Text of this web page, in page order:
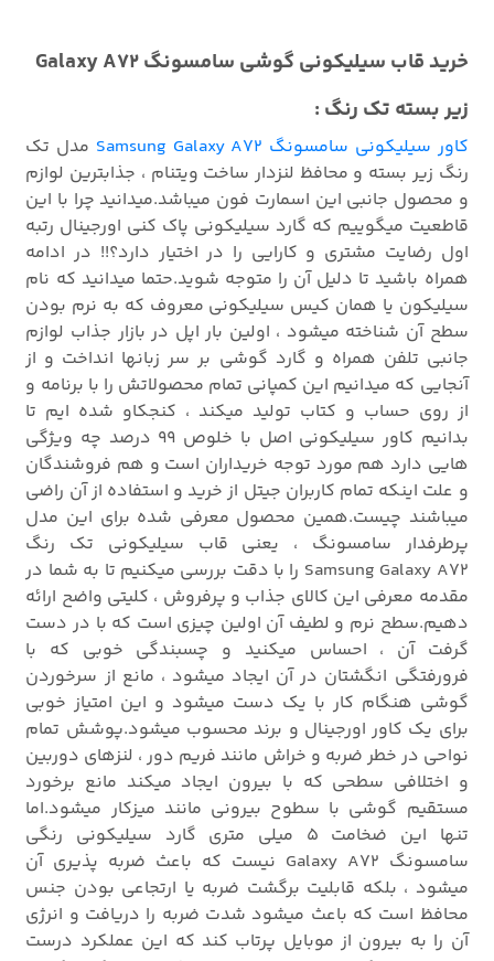
خرید قاب سیلیکونی گوشی سامسونگ Galaxy A72
زیر بسته تک رنگ :
کاور سیلیکونی سامسونگ Samsung Galaxy A72
مدل تک
رنگ زیر بسته و محافظ لنزدار ساخت ویتنام ، جذابترین لوازم
و محصول جانبی این اسمارت فون میباشد.میدانید چرا با این
قاطعیت میگوییم که گارد سیلیکونی پاک کنی اورجینال رتبه
اول رضایت مشتری و کارایی را در اختیار دارد؟!! در ادامه
همراه باشید تا دلیل آن را متوجه شوید.حتما میدانید که نام
سیلیکون یا همان کیس سیلیکونی معروف که به نرم بودن
سطح آن شناخته میشود ، اولین بار اپل در بازار جذاب لوازم
جانبی تلفن همراه و گارد گوشی بر سر زبانها انداخت و از
آنجایی که میدانیم این کمپانی تمام محصولاتش را با برنامه و
از روی حساب و کتاب تولید میکند ، کنجکاو شده ایم تا
بدانیم کاور سیلیکونی اصل با خلوص 99 درصد چه ویژگی
هایی دارد هم مورد توجه خریداران است و هم فروشندگان
و علت اینکه تمام کاربران جیتل از خرید و استفاده از آن راضی
میباشند چیست.همین محصول معرفی شده برای این مدل
پرطرفدار سامسونگ ، یعنی قاب سیلیکونی تک رنگ
Samsung Galaxy A72 را با دقت بررسی میکنیم تا به شما در
مقدمه معرفی این کالای جذاب و پرفروش ، کلیتی واضح ارائه
دهیم.سطح نرم و لطیف آن اولین چیزی است که با در دست
گرفت آن ، احساس میکنید و چسبندگی خوبی که با
فرورفتگی انگشتان در آن ایجاد میشود ، مانع از سرخوردن
گوشی هنگام کار با یک دست میشود و این امتیاز خوبی
برای یک کاور اورجینال و برند محسوب میشود.پوشش تمام
نواحی در خطر ضربه و خراش مانند فریم دور ، لنزهای دوربین
و اختلافی سطحی که با بیرون ایجاد میکند مانع برخورد
مستقیم گوشی با سطوح بیرونی مانند میزکار میشود.اما
تنها این ضخامت 5 میلی متری گارد سیلیکونی رنگی
سامسونگ Galaxy A72 نیست که باعث ضربه پذیری آن
میشود ، بلکه قابلیت برگشت ضربه یا ارتجاعی بودن جنس
محافظ است که باعث میشود شدت ضربه را دریافت و انرژی
آن را به بیرون از موبایل پرتاب کند که این عملکرد درست